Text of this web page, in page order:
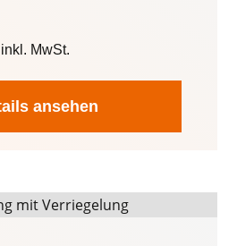
inkl. MwSt.
ansehen